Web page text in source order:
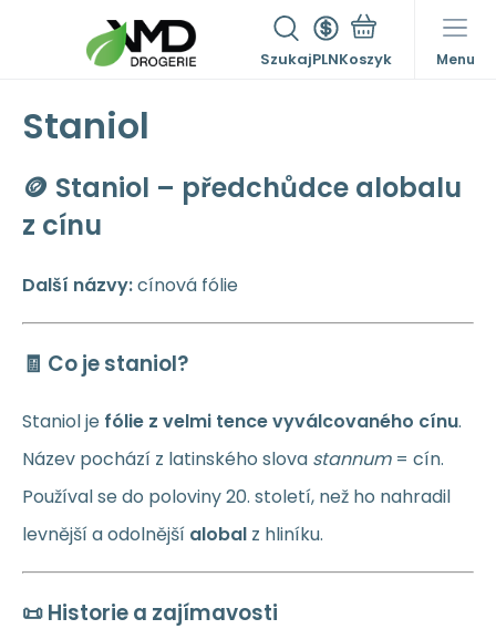
SzukajPLN Menu
Staniol
🪙 Staniol – předchůdce alobalu
z cínu
Další názvy:cínová fólie
🧾 Co je staniol?
Staniol je fólie z velmi tence vyválcovaného cínu.
Název pochází z latinského slova stannum= cín.
Používal se do poloviny 20. století, než ho nahradil
levnější a odolnější alobal z hliníku.
📜 Historie a zajímavosti